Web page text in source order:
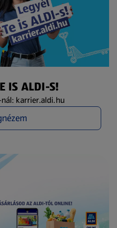
IS ALDI-S!
nál: karrier.aldi.hu